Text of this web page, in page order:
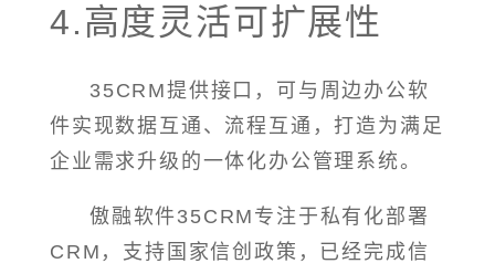
4.高度灵活可扩展性
35CRM提供接口，可与周边办公软
件实现数据互通、流程互通，打造为满足
企业需求升级的一体化办公管理系统。
傲融软件35CRM专注于私有化部署
CRM，支持国家信创政策，已经完成信